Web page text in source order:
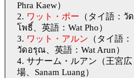
Phra Kaew）
2. ワット・ポー （タイ語：วัด
โพธิ์、英語：Wat Pho）
3. ワット・アルン （タイ語：
วัดอรุณ、英語：Wat Arun）
4. サナーム・ルアン（王宮広
場、Sanam Luang）